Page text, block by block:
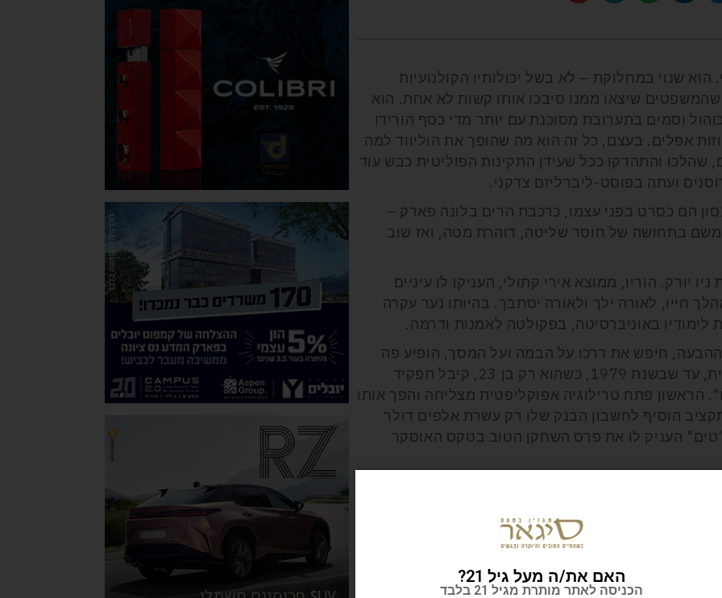
שנוי במחלוקת – לא בשל יכולותיו הקולנועיות
שיצאו ממנו סיבכו אותו קשות לא אחת. הוא
וסמים בתערובת מסוכנת עם יותר מדי כסף הורידו
אפלים. בעצם, כל זה הוא מה שהופך את הוליווד למה
שהלכו והתהדקו ככל שעידן התקינות הפוליטית כבש עוד
ועתה בפוסט-ליברליזם צדקני.
הם כסרט בפני עצמו, כרכבת הרים בלונה פארק –
בתחושה של חוסר שליטה, דוהרת מטה, ואז שוב
ב-3 בינואר 1956 במדינת ניו יורק. הוריו, ממוצא אירי קתולי, העניקו לו עיניים
חייו, לאורה ילך ולאורה יסתבך. בהיותו נער עקרה
באוניברסיטה, בפקולטה לאמנות ודרמה.
חיפש את דרכו על הבמה ועל המסך, הופיע פה
ושם בתפקידי משנה בטלוויזיה האוסטרלית, עד שבשנת 1979, כשהוא רק בן 23, קיבל תפקיד
פתח טרילוגיה אפוקליפטית מצליחה והפך אותו
הוסיף לחשבון הבנק שלו רק עשרת אלפים דולר
העניק לו את פרס השחקן הטוב בטקס האוסקר
האוסטרלי על משחקו בסרט "גליפולי".באותה שנה
ולשוב לאמריקה מולדתו ולקולנוע ההוליוודי,
האם את/ה מעל גיל 21?
הכניסה לאתר מותרת מגיל 21 בלבד